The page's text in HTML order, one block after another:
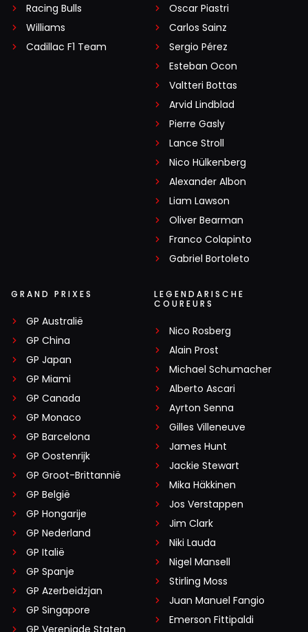
Racing Bulls
Williams
Cadillac F1 Team
Oscar Piastri
Carlos Sainz
Sergio Pérez
Esteban Ocon
Valtteri Bottas
Arvid Lindblad
Pierre Gasly
Lance Stroll
Nico Hülkenberg
Alexander Albon
Liam Lawson
Oliver Bearman
Franco Colapinto
Gabriel Bortoleto
GRAND PRIXES
GP Australië
GP China
GP Japan
GP Miami
GP Canada
GP Monaco
GP Barcelona
GP Oostenrijk
GP Groot-Brittannië
GP België
GP Hongarije
GP Nederland
GP Italië
GP Spanje
GP Azerbeidzjan
GP Singapore
GP Verenigde Staten
LEGENDARISCHE
COUREURS
Nico Rosberg
Alain Prost
Michael Schumacher
Alberto Ascari
Ayrton Senna
Gilles Villeneuve
James Hunt
Jackie Stewart
Mika Häkkinen
Jos Verstappen
Jim Clark
Niki Lauda
Nigel Mansell
Stirling Moss
Juan Manuel Fangio
Emerson Fittipaldi